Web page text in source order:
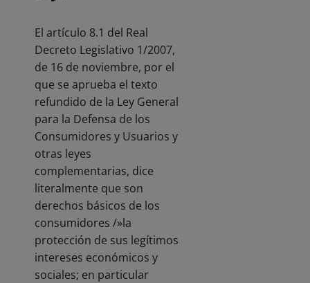
El artículo 8.1 del Real
Decreto Legislativo 1/2007,
de 16 de noviembre, por el
que se aprueba el texto
refundido de la Ley General
para la Defensa de los
Consumidores y Usuarios y
otras leyes
complementarias, dice
literalmente que son
derechos básicos de los
consumidores /»la
protección de sus legítimos
intereses económicos y
sociales; en particular